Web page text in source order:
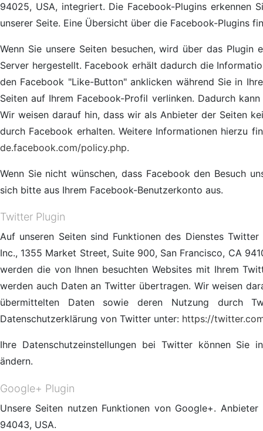
94025, USA, integriert. Die Facebook-Plugins
unserer Seite. Eine Übersicht über die Facebook-Plugins
Wenn Sie unsere Seiten besuchen, wird über das
Server hergestellt. Facebook erhält dadurch die
den Facebook "Like-Button" anklicken während Sie in
Seiten auf Ihrem Facebook-Profil verlinken. Dadurch
Wir weisen darauf hin, dass wir als Anbieter der Seiten
durch Facebook erhalten. Weitere Informationen hierzu
de.facebook.com/policy.php.
Wenn Sie nicht wünschen, dass Facebook den Besuch
sich bitte aus Ihrem Facebook-Benutzerkonto aus.
Twitter Plugin
Auf unseren Seiten sind Funktionen des Dienstes
Inc., 1355 Market Street, Suite 900, San Francisco, CA
werden die von Ihnen besuchten Websites mit Ihrem
werden auch Daten an Twitter übertragen. Wir weisen
übermittelten Daten sowie deren Nutzung durch
Datenschutzerklärung von Twitter unter: https://
Ihre Datenschutzeinstellungen bei Twitter können Sie
ändern.
Google+ Plugin
Unsere Seiten nutzen Funktionen von Google+.
94043, USA.